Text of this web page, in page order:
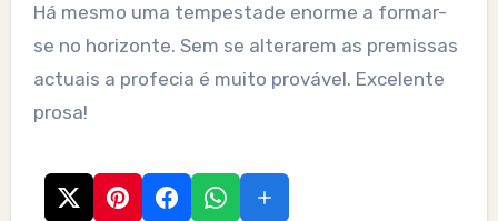
Há mesmo uma tempestade enorme a formar-
se no horizonte. Sem se alterarem as premissas
actuais a profecia é muito provável. Excelente
prosa!